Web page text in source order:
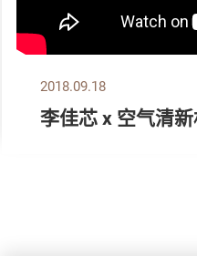
2018.09.18
李佳芯 x 空气清